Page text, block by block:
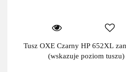
Tusz OXE Czarny HP 652XL
(wskazuje poziom